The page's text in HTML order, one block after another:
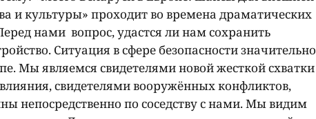
и культуры» проходит во времена драматических
нами вопрос, удастся ли нам сохранить
Ситуация в сфере безопасности значительно
Мы являемся свидетелями новой жесткой схватки
свидетелями вооружённых конфликтов,
непосредственно по соседству с нами. Мы видим